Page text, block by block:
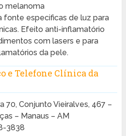
melanoma
fonte especificas de luz para
Efeito anti-inflamatório
com lasers e para
da pele.
e Telefone Clínica da
70, Conjunto Vieiralves, 467 –
– Manaus – AM
3838